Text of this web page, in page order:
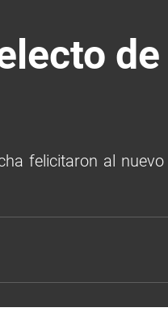
felicitaron al